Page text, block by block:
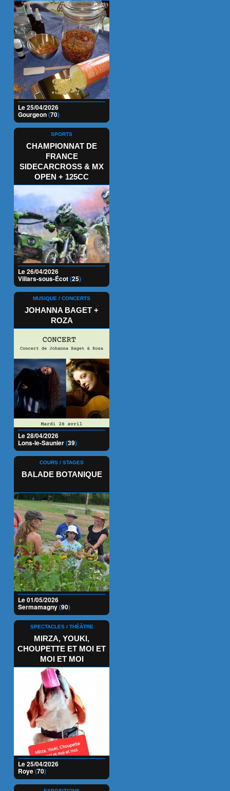
Le 25/04/2026
Gourgeon(70)
SPORTS
CHAMPIONNAT DE
FRANCE
SIDECARCROSS & MX
OPEN + 125CC
Le 26/04/2026
Villars-sous-Écot(25)
MUSIQUE / CONCERTS
JOHANNA BAGET +
ROZA
Le 28/04/2026
Lons-le-Saunier(39)
COURS / STAGES
BALADE BOTANIQUE
Le 01/05/2026
Sermamagny(90)
SPECTACLES / THÉÂTRE
MIRZA, YOUKI,
CHOUPETTE ET MOI ET
MOI ET MOI
Le 25/04/2026
Roye(70)